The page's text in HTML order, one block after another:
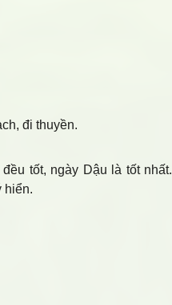
đi thuyền.
tốt, ngày Dậu là tốt nhất.
hiển.